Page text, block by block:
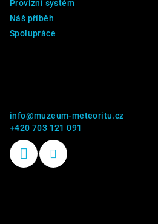
Provizní systém
Náš příběh
Spolupráce
info@muzeum-meteoritu.cz
+420 703 121 091